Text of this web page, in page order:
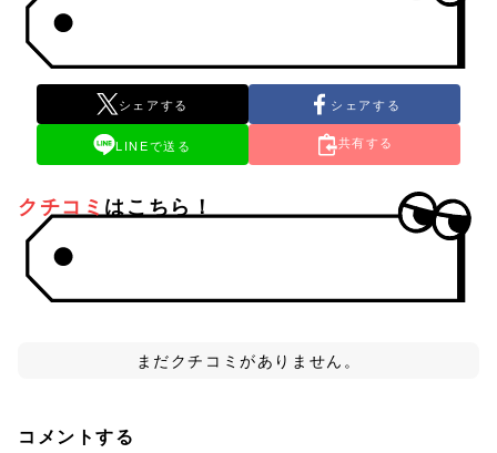
シェアする シェアする
LINEで送る 共有する
クチコミ はこちら！
まだクチコミがありません。
コメントする